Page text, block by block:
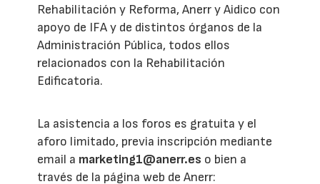
Rehabilitación y Reforma, Anerr y Aidico con
apoyo de IFA y de distintos órganos de la
Administración Pública, todos ellos
relacionados con la Rehabilitación
Edificatoria.
La asistencia a los foros es gratuita y el
aforo limitado, previa inscripción mediante
email a marketing1@anerr.es o bien a
través de la página web de Anerr: